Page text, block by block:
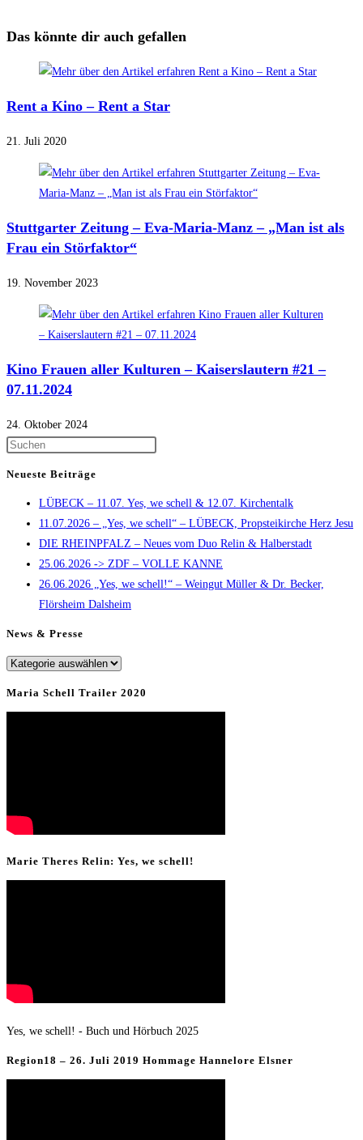
Das könnte dir auch gefallen
Rent a Kino – Rent a Star
21. Juli 2020
Stuttgarter Zeitung – Eva-Maria-Manz – „Man ist als
Frau ein Störfaktor“
19. November 2023
Kino Frauen aller Kulturen – Kaiserslautern #21 –
07.11.2024
24. Oktober 2024
close
the
search
panel.
Neueste Beiträge
LÜBECK – 11.07. Yes, we schell & 12.07. Kirchentalk
11.07.2026 – „Yes, we schell“ – LÜBECK, Propsteikirche Herz Jesu
DIE RHEINPFALZ – Neues vom Duo Relin & Halberstadt
25.06.2026 -> ZDF – VOLLE KANNE
26.06.2026 „Yes, we schell!“ – Weingut Müller & Dr. Becker,
Flörsheim Dalsheim
News & Presse
News
Maria Schell Trailer 2020
Marie Theres Relin: Yes, we schell!
Yes, we schell! - Buch und Hörbuch 2025
Region18 – 26. Juli 2019 Hommage Hannelore Elsner